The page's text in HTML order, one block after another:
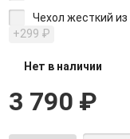
Чехол жесткий
+299 ₽
Нет в наличии
3 790 ₽